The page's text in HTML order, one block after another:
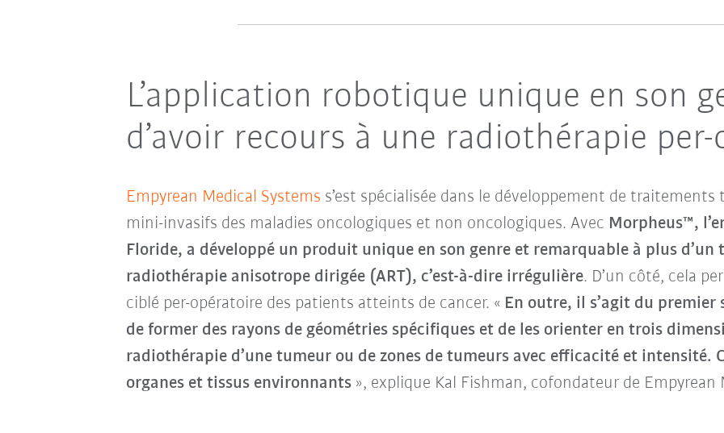
L’application robotique unique en son
d’avoir recours à une radiothérapie
Empyrean Medical Systems s’est spécialisée dans le développement de
mini-invasifs des maladies oncologiques et non oncologiques. Avec Morpheus™,
Floride, a développé un produit unique en son genre et remarquable à plus
radiothérapie anisotrope dirigée (ART), c’est-à-dire irrégulière. D’un côté, cela
ciblé per-opératoire des patients atteints de cancer. « En outre, il s’agit du
de former des rayons de géométries spécifiques et de les orienter en trois
radiothérapie d’une tumeur ou de zones de tumeurs avec efficacité et intensité.
organes et tissus environnants», explique Kal Fishman, cofondateur de Empyrean